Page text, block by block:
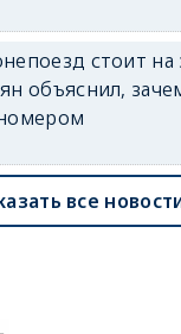
стоит на
объяснил,
все